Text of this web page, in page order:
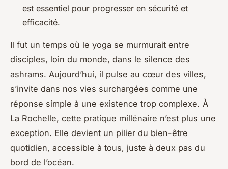
est essentiel pour progresser en sécurité et
efficacité.
Il fut un temps où le yoga se murmurait entre
disciples, loin du monde, dans le silence des
ashrams. Aujourd’hui, il pulse au cœur des villes,
s’invite dans nos vies surchargées comme une
réponse simple à une existence trop complexe. À
La Rochelle, cette pratique millénaire n’est plus une
exception. Elle devient un pilier du bien-être
quotidien, accessible à tous, juste à deux pas du
bord de l’océan.